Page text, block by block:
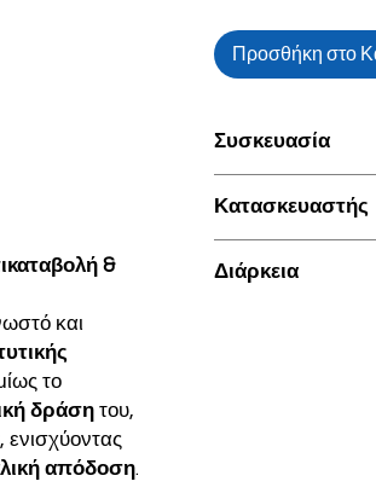
&
και
το
δράση του,
ενισχύοντας
απόδοση.
Προσθήκη στο
Συσκευασία
Κατασκευαστής
Διάρκεια